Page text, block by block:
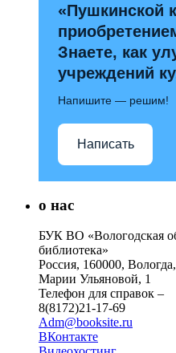
«Пушкинской
Знаете, как
учреждений
Напишите — решим!
Написать
о нас
БУК ВО «Вологодская
библиотека»
Россия, 160000, Вологда,
Марии Ульяновой, 1
Телефон для справок –
8(8172)21-17-69
Adm@booksite.ru
ВКонтакте